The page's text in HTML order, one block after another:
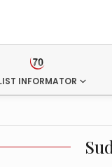
INFORMATOR